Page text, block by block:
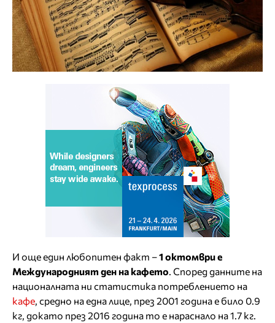
И още един любопитен факт –1 октомври е
Международният ден на кафето . Според данните на
националната ни статистика потреблението на
кафе , средно на една лице, през 2001 година е било 0.9
кг, докато през 2016 година то е нараснало на 1.7 кг.